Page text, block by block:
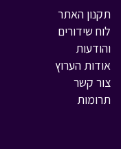
תקנון האתר
לוח שידורים
והודעות
אודות הערוץ
צור קשר
תרומות